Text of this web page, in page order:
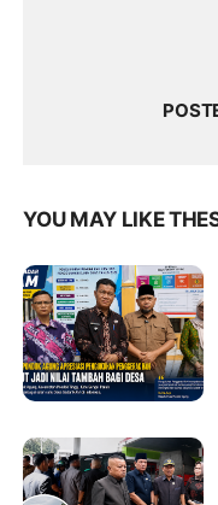
YOU MAY LIKE